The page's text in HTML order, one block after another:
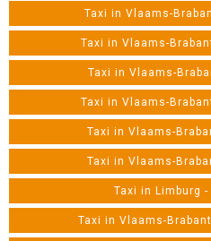
Taxi in Vlaams-
Taxi in Vlaams-
Taxi in Vlaams-
Taxi in Vlaams-
Taxi in Vlaams-
Taxi in Vlaams-
Taxi in Limburg
Taxi in Vlaams-